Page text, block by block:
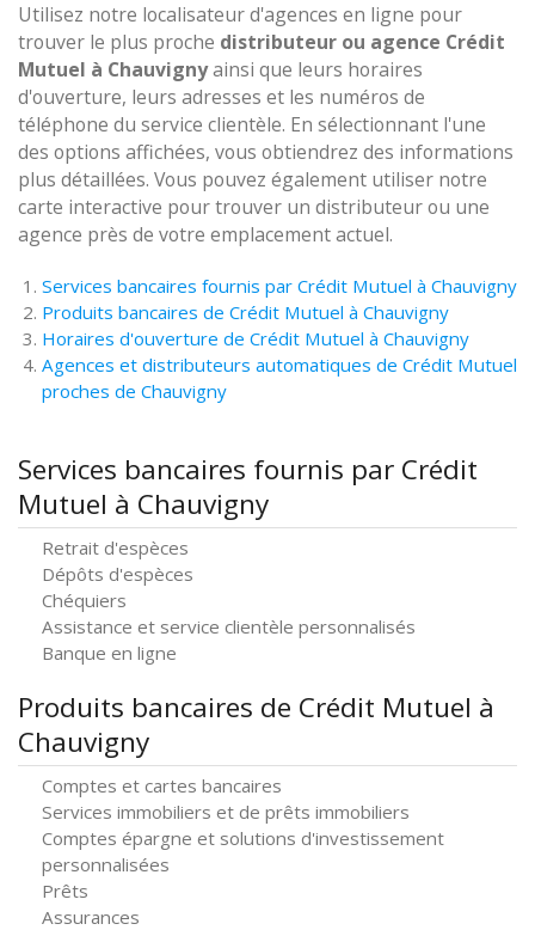
Utilisez notre localisateur d'agences en ligne pour
trouver le plus proche distributeur ou agence Crédit
Mutuel à Chauvignyainsi que leurs horaires
d'ouverture, leurs adresses et les numéros de
téléphone du service clientèle. En sélectionnant l'une
des options affichées, vous obtiendrez des informations
plus détaillées. Vous pouvez également utiliser notre
carte interactive pour trouver un distributeur ou une
agence près de votre emplacement actuel.
Services bancaires fournis par Crédit Mutuel à Chauvigny
Produits bancaires de Crédit Mutuel à Chauvigny
Horaires d'ouverture de Crédit Mutuel à Chauvigny
Agences et distributeurs automatiques de Crédit Mutuel
proches de Chauvigny
Services bancaires fournis par Crédit
Mutuel à Chauvigny
Retrait d'espèces
Dépôts d'espèces
Chéquiers
Assistance et service clientèle personnalisés
Banque en ligne
Produits bancaires de Crédit Mutuel à
Chauvigny
Comptes et cartes bancaires
Services immobiliers et de prêts immobiliers
Comptes épargne et solutions d'investissement
personnalisées
Prêts
Assurances